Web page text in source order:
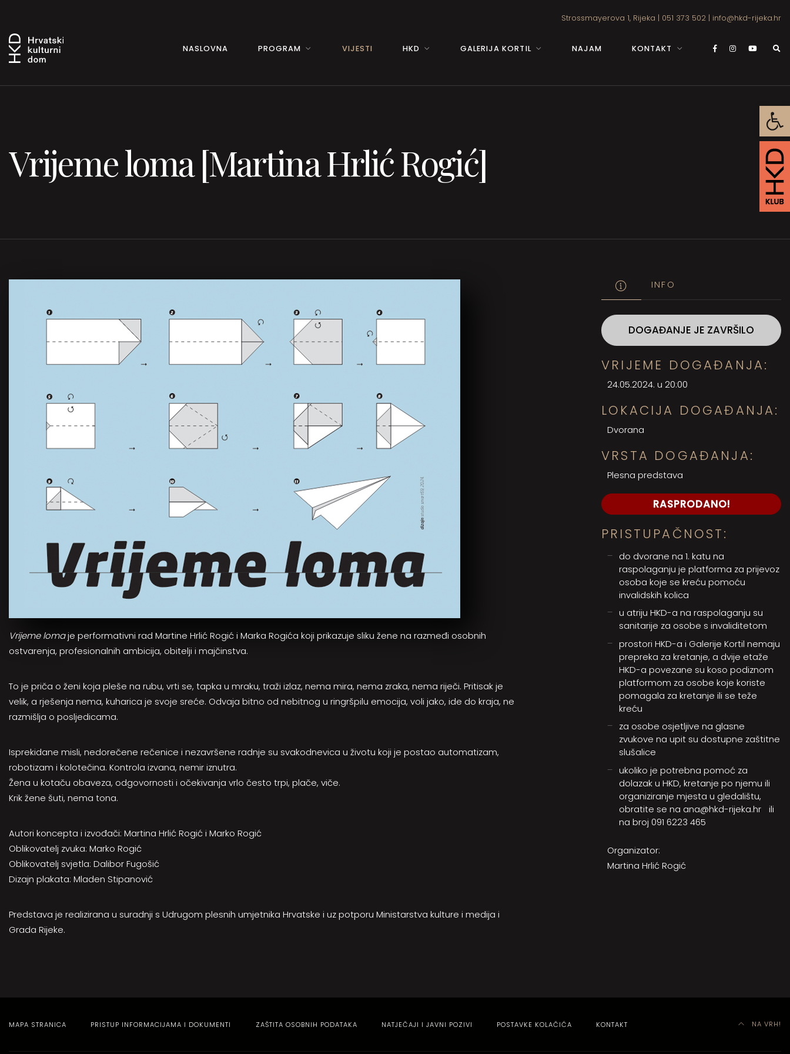
Strossmayerova 1, Rijeka | 051 373 502 | info@hkd-rijeka.hr
NASLOVNA PROGRAM VIJESTI HKD GALERIJA KORTIL NAJAM KONTAKT
Vrijeme loma [Martina Hrlić Rogić]
Vrijeme lomaje performativni rad Martine Hrlić Rogić i Marka Rogića koji prikazuje sliku žene na razmeđi osobnih
ostvarenja, profesionalnih ambicija, obitelji i majčinstva.
To je priča o ženi koja pleše na rubu, vrti se, tapka u mraku, traži izlaz, nema mira, nema zraka, nema riječi. Pritisak je
velik, a rješenja nema, kuharica je svoje sreće. Odvaja bitno od nebitnog u ringršpilu emocija, voli jako, ide do kraja, ne
razmišlja o posljedicama.
Isprekidane misli, nedorečene rečenice i nezavršene radnje su svakodnevica u životu koji je postao automatizam,
robotizam i kolotečina. Kontrola izvana, nemir iznutra.
Žena u kotaču obaveza, odgovornosti i očekivanja vrlo često trpi, plače, viče.
Krik žene šuti, nema tona.
Autori koncepta i izvođači: Martina Hrlić Rogić i Marko Rogić
Oblikovatelj zvuka: Marko Rogić
Oblikovatelj svjetla: Dalibor Fugošić
Dizajn plakata: Mladen Stipanović
Predstava je realizirana u suradnji s Udrugom plesnih umjetnika Hrvatske i uz potporu Ministarstva kulture i medija i
Grada Rijeke.
INFO
DOGAĐANJE JE ZAVRŠILO
VRIJEME DOGAĐANJA:
24.05.2024. u 20:00
LOKACIJA DOGAĐANJA:
Dvorana
VRSTA DOGAĐANJA:
Plesna predstava
RASPRODANO!
PRISTUPAČNOST:
do dvorane na 1. katu na
raspolaganju je platforma za prijevoz
osoba koje se kreću pomoću
invalidskih kolica
u atriju HKD-a na raspolaganju su
sanitarije za osobe s invaliditetom
prostori HKD-a i Galerije Kortil nemaju
prepreka za kretanje, a dvije etaže
HKD-a povezane su koso podiznom
platformom za osobe koje koriste
pomagala za kretanje ili se teže
kreću
za osobe osjetljive na glasne
zvukove na upit su dostupne zaštitne
slušalice
ukoliko je potrebna pomoć za
dolazak u HKD, kretanje po njemu ili
organiziranje mjesta u gledalištu,
obratite se na ana@hkd-rijeka.hr
ili
na broj091 6223 465
Organizator:
Martina Hrlić Rogić
MAPA STRANICA PRISTUP INFORMACIJAMA I DOKUMENTI ZAŠTITA OSOBNIH PODATAKA NATJEČAJI I JAVNI POZIVI POSTAVKE KOLAČIĆA KONTAKT NA VRH!